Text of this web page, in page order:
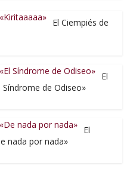
El Ciempiés de
El
Síndrome de Odiseo»
El
nada por nada»